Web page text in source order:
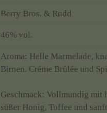
Berry Bros. & Rudd
46% vol.
Aroma: Helle Marmelade,
Birnen. Créme Brûlée und
Geschmack: Vollmundig mit
süßer Honig, Toffee und